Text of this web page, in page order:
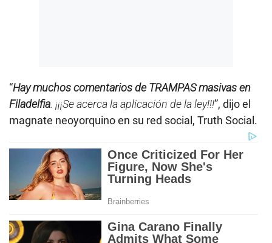
“Hay muchos comentarios de TRAMPAS masivas en
Filadelfia. ¡¡¡Se acerca la aplicación de la ley!!!”, dijo el
magnate neoyorquino en su red social, Truth Social.